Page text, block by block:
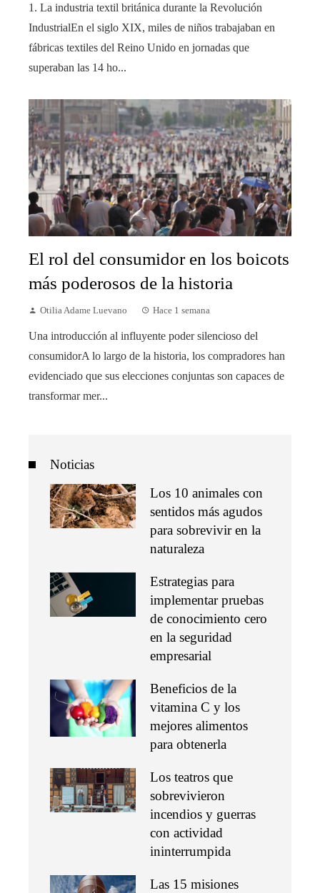
1. La industria textil británica durante la Revolución
IndustrialEn el siglo XIX, miles de niños trabajaban en
fábricas textiles del Reino Unido en jornadas que
superaban las 14 ho...
El rol del consumidor en los boicots
más poderosos de la historia
Otilia Adame Luevano Hace 1 semana
Una introducción al influyente poder silencioso del
consumidorA lo largo de la historia, los compradores han
evidenciado que sus elecciones conjuntas son capaces de
transformar mer...
Noticias
Los 10 animales con
sentidos más agudos
para sobrevivir en la
naturaleza
Estrategias para
implementar pruebas
de conocimiento cero
en la seguridad
empresarial
Beneficios de la
vitamina C y los
mejores alimentos
para obtenerla
Los teatros que
sobrevivieron
incendios y guerras
con actividad
ininterrumpida
Las 15 misiones